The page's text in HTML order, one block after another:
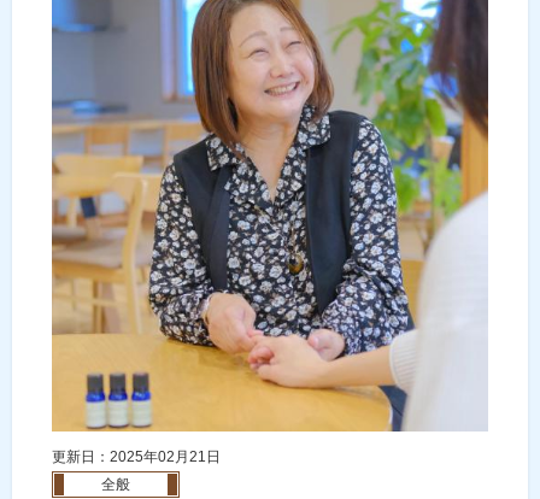
更新日：2025年02月21日
全般